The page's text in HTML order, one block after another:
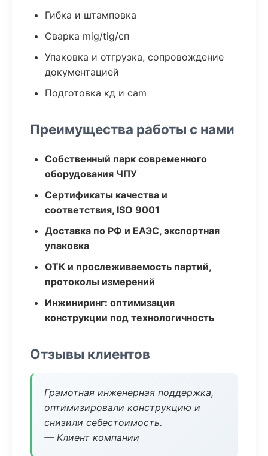
Гибка и штамповка
Сварка mig/tig/сп
Упаковка и отгрузка, сопровождение
документацией
Подготовка кд и cam
Преимущества работы с нами
Собственный парк современного
оборудования ЧПУ
Сертификаты качества и
соответствия, ISO 9001
Доставка по РФ и ЕАЭС, экспортная
упаковка
ОТК и прослеживаемость партий,
протоколы измерений
Инжиниринг: оптимизация
конструкции под технологичность
Отзывы клиентов
Грамотная инженерная поддержка,
оптимизировали конструкцию и
снизили себестоимость.
— Клиент компании